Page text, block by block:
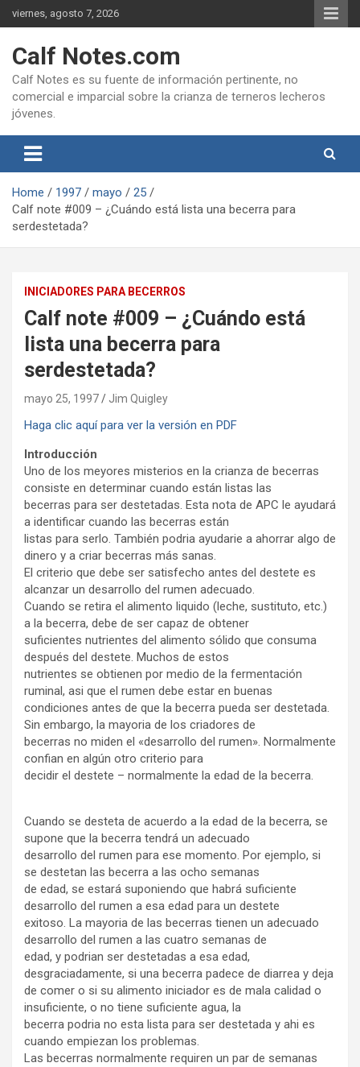
Skip
to
viernes, agosto 7, 2026
Calf Notes.com
Calf Notes es su fuente de información pertinente, no
comercial e imparcial sobre la crianza de terneros lecheros
jóvenes.
Home 1997 mayo
25
Calf note #009 – ¿Cuándo está lista una becerra para
serdestetada?
INICIADORES PARA BECERROS
Calf note #009 – ¿Cuándo está
lista una becerra para
serdestetada?
mayo 25, 1997 Jim Quigley
Haga clic aquí para ver la versión en PDF
Introducción
Uno de los meyores misterios en la crianza de becerras
consiste en determinar cuando están listas las
becerras para ser destetadas. Esta nota de APC le ayudará
a identificar cuando las becerras están
listas para serlo. También podria ayudarie a ahorrar algo de
dinero y a criar becerras más sanas.
El criterio que debe ser satisfecho antes del destete es
alcanzar un desarrollo del rumen adecuado.
Cuando se retira el alimento liquido (leche, sustituto, etc.)
a la becerra, debe de ser capaz de obtener
suficientes nutrientes del alimento sólido que consuma
después del destete. Muchos de estos
nutrientes se obtienen por medio de la fermentación
ruminal, asi que el rumen debe estar en buenas
condiciones antes de que la becerra pueda ser destetada.
Sin embargo, la mayoria de los criadores de
becerras no miden el «desarrollo del rumen». Normalmente
confian en algún otro criterio para
decidir el destete – normalmente la edad de la becerra.
Cuando se desteta de acuerdo a la edad de la becerra, se
supone que la becerra tendrá un adecuado
desarrollo del rumen para ese momento. Por ejemplo, si
se destetan las becerra a las ocho semanas
de edad, se estará suponiendo que habrá suficiente
desarrollo del rumen a esa edad para un destete
exitoso. La mayoria de las becerras tienen un adecuado
desarrollo del rumen a las cuatro semanas de
edad, y podrian ser destetadas a esa edad,
desgraciadamente, si una becerra padece de diarrea y deja
de comer o si su alimento iniciador es de mala calidad o
insuficiente, o no tiene suficiente agua, la
becerra podria no esta lista para ser destetada y ahi es
cuando empiezan los problemas.
Las becerras normalmente requiren un par de semanas